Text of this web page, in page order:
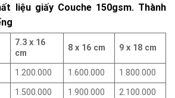
liệu giấy Couche 150gsm. Thành
7.3 x 16
cm
8 x 16 cm 9 x 18 cm
1.200.000 1.600.000
1.800.000
1.500.000 1.900.000
2.100.000